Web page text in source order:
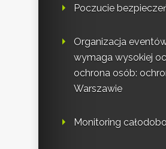
Poczucie
Organizacja
wymaga wysokiej
ochrona osób:
Warszawie
Monitoring